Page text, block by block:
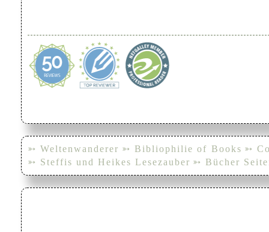
➳ Weltenwanderer ➳ Bibliophilie of Books ➳
➳ Steffis und Heikes Lesezauber ➳ Bücher